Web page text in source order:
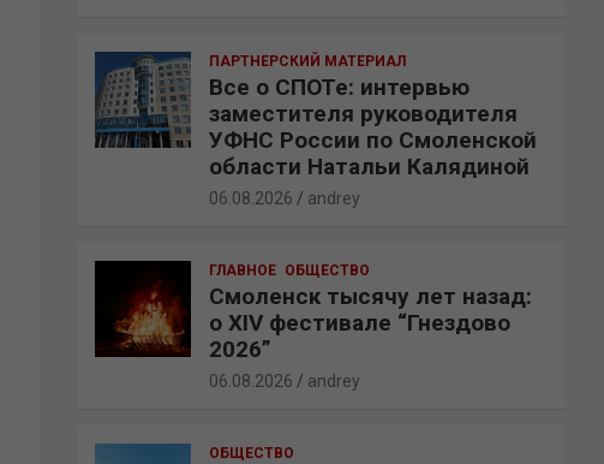
ПАРТНЕРСКИЙ МАТЕРИАЛ
Все о СПОТе: интервью
заместителя руководителя
УФНС России по Смоленской
области Натальи Калядиной
06.08.2026 andrey
ГЛАВНОЕ ОБЩЕСТВО
Смоленск тысячу лет назад:
о XIV фестивале “Гнездово
2026”
06.08.2026 andrey
ОБЩЕСТВО